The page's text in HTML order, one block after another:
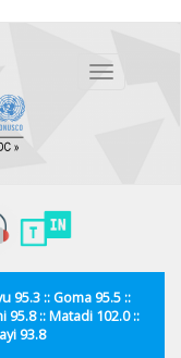
Toggle
95.3 :: Goma 95.5 ::
95.8 :: Matadi 102.0 ::
93.8